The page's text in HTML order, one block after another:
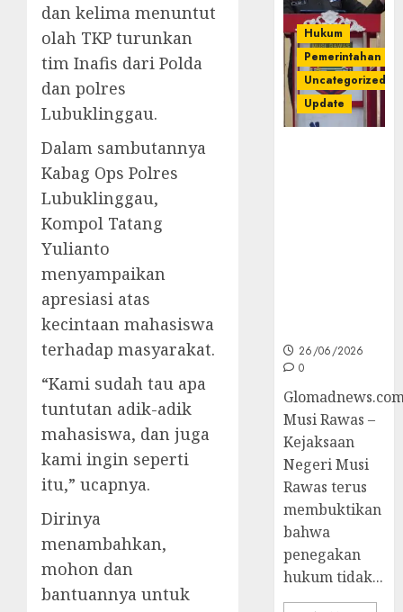
dan kelima menuntut
olah TKP turunkan
tim Inafis dari Polda
dan polres
Lubuklinggau.
Dalam sambutannya
Kabag Ops Polres
Lubuklinggau,
Kompol Tatang
Yulianto
menyampaikan
apresiasi atas
kecintaan mahasiswa
terhadap masyarakat.
“Kami sudah tau apa
tuntutan adik-adik
mahasiswa, dan juga
kami ingin seperti
itu,” ucapnya.
Dirinya
menambahkan,
mohon dan
bantuannya untuk
Hukum
Pemerintahan
Uncategorized
Update
26/06/2026
0
Musi Rawas –
Kejaksaan
Negeri Musi
Rawas terus
membuktikan
bahwa
penegakan
hukum tidak...